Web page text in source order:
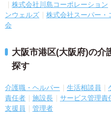
株式会社川島コーポレーション
ンウェルズ
株式会社スーパー・
会
大阪市港区(大阪府)の介
探す
介護職・ヘルパー 生活相談員
責任者
施設長 サービス管理責
支援員
管理者